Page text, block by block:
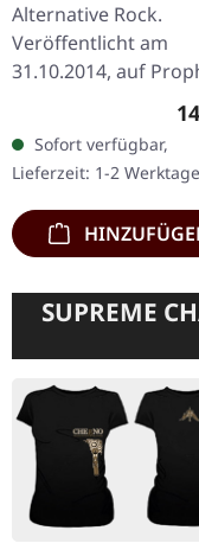
Alternative Rock.
Veröffentlicht am
31.10.2014, auf
Productions.
Vinyl im gestanzten
mit bedruckter
Innenhülle, limitiert…
Sofort verfügbar,
Lieferzeit: 1-2 Werktage
SUPREME